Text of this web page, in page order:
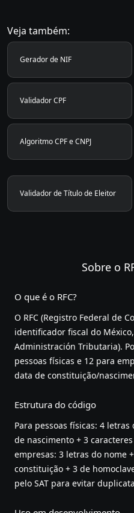
Veja também:
Gerador de NIF
Validador CPF
Algoritmo CPF e CNPJ
Validador de Título de Eleitor
Sobre o
O que é o RFC?
O RFC (Registro Federal de
identificador fiscal do
Administración Tributaria).
pessoas físicas e 12 para
data de constituição/
Estrutura do código
Para pessoas físicas: 4
de nascimento + 3
empresas: 3 letras do nome
constituição + 3 de
pelo SAT para evitar